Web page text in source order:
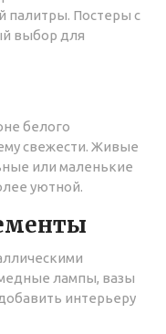
палитры. Постеры с
выбор для
белого
свежести. Живые
или маленькие
уютной.
лампы, вазы
интерьеру